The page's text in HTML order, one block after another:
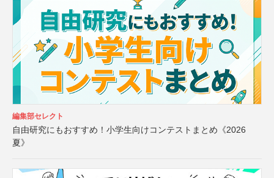
編集部セレクト
自由研究にもおすすめ！小学生向けコンテストまとめ《2026
夏》